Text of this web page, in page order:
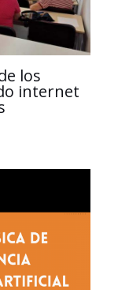
los
internet